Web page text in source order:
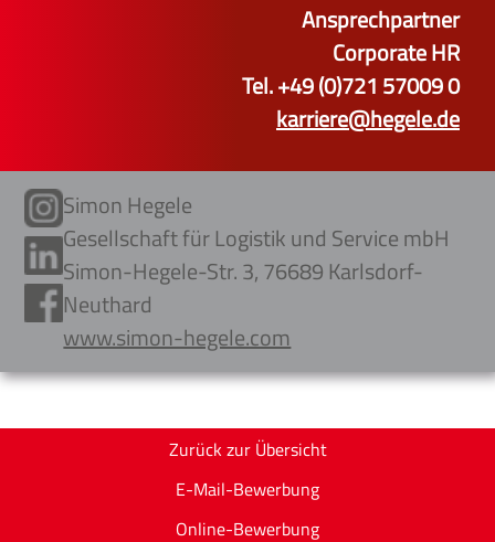
Ansprechpartner
Corporate HR
Tel. +49 (0)721 57009 0
karriere@hegele.de
Simon Hegele
Gesellschaft für Logistik und Service mbH
Simon-Hegele-Str. 3, 76689 Karlsdorf-
Neuthard
www.simon-hegele.com
Zurück zur Übersicht
E-Mail-Bewerbung
Online-Bewerbung